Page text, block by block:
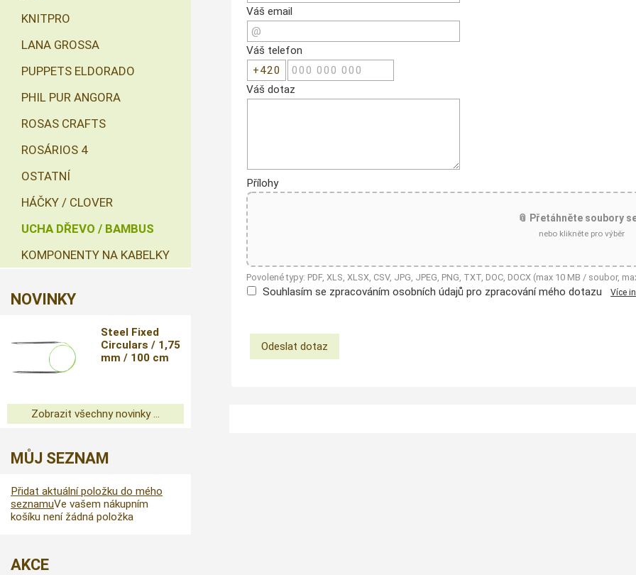
Váš email
Váš telefon
Váš dotaz
Přílohy
📎 Přetáhněte soubory
nebo klikněte pro výběr
Povolené typy: PDF, XLS, XLSX, CSV, JPG, JPEG, PNG, TXT, DOC, DOCX (max 10 MB / soubor,
Souhlasím se zpracováním osobních údajů pro zpracování mého dotazu Více
KNITPRO
LANA GROSSA
PUPPETS ELDORADO
PHIL PUR ANGORA
ROSAS CRAFTS
ROSÁRIOS 4
OSTATNÍ
HÁČKY / CLOVER
UCHA DŘEVO / BAMBUS
KOMPONENTY NA KABELKY
NOVINKY
Steel Fixed
Circulars / 1,75
mm / 100 cm
Zobrazit všechny novinky ...
MŮJ SEZNAM
Přidat aktuální položku do mého
seznamuVe vašem nákupním
košíku není žádná položka
AKCE